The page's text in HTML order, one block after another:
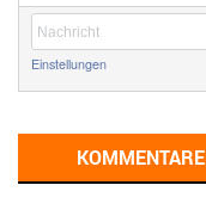
Günni
Günni
Einstellungen
KOMMENTARE